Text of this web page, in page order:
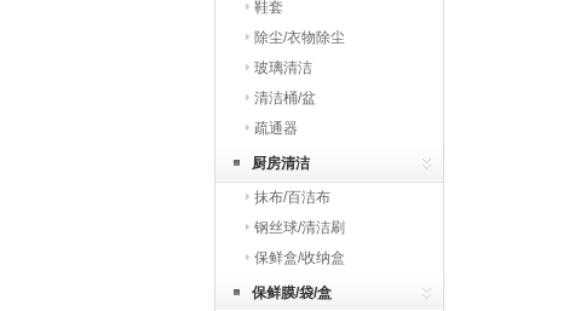
鞋套
除尘/衣物除尘
玻璃清洁
清洁桶/盆
疏通器
厨房清洁
抹布/百洁布
钢丝球/清洁刷
保鲜盒/收纳盒
保鲜膜/袋/盒